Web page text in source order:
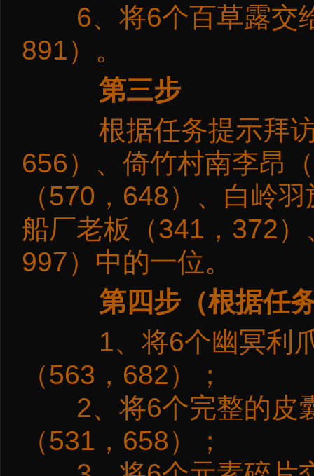
6、将6个百草露交
891）。
第三步
根据任务提示拜访
656）、倚竹村南李昂
（570，648）、白岭
船厂老板（341，372
997）中的一位。
第四步（根据任
1、将6个幽冥利爪
（563，682）；
2、将6个完整的皮
（531，658）；